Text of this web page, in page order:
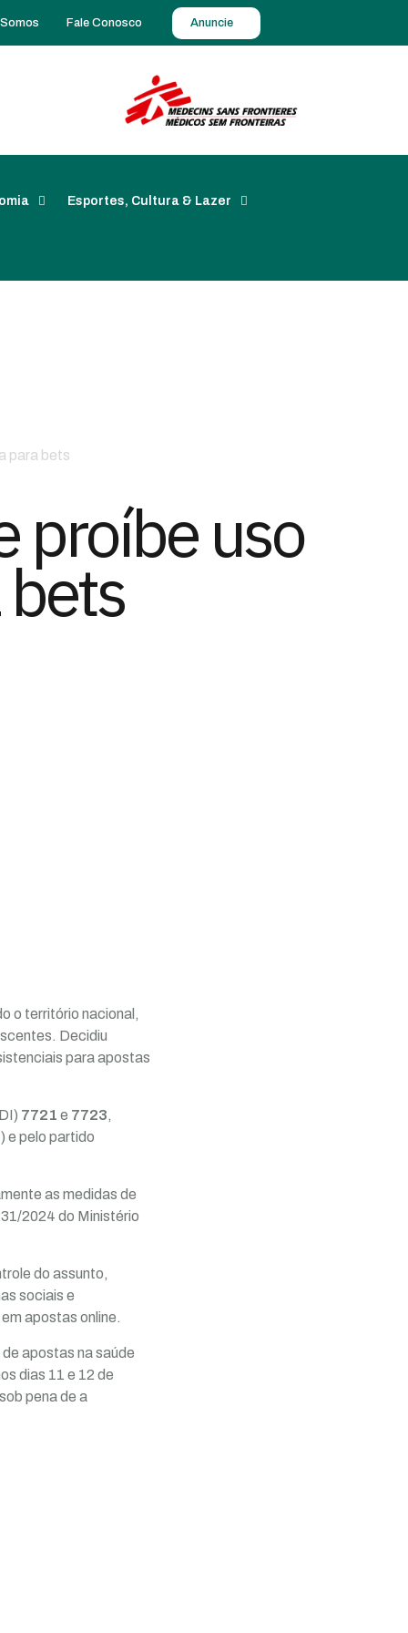
Fale Conosco Anuncie
Esportes, Cultura & Lazer
para bets
proíbe uso
o território nacional,
Decidiu
para apostas
7721 e 7723,
e pelo partido
as medidas de
2024 do Ministério
do assunto,
sociais e
apostas online.
apostas na saúde
dias 11 e 12 de
pena de a